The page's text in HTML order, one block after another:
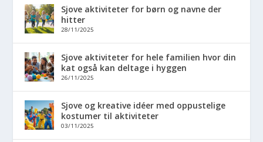
Sjove aktiviteter for børn og navne der
hitter
28/11/2025
Sjove aktiviteter for hele familien hvor din
kat også kan deltage i hyggen
26/11/2025
Sjove og kreative idéer med oppustelige
kostumer til aktiviteter
03/11/2025